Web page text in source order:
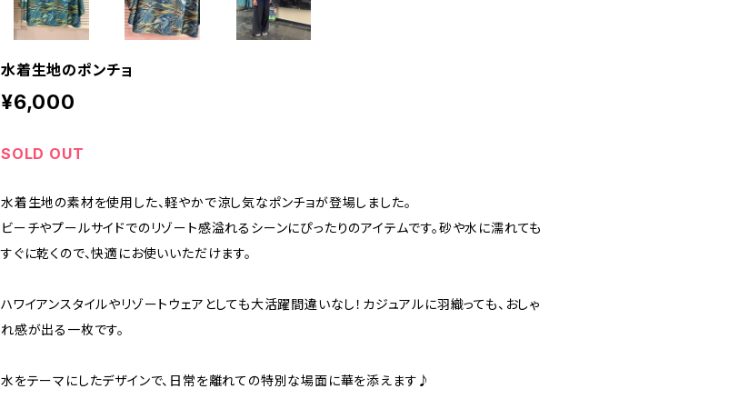
水着生地のポンチョ
¥6,000
SOLD OUT
水着生地の素材を使用した、軽やかで涼し気なポンチョが登場しました。
ビーチやプールサイドでのリゾート感溢れるシーンにぴったりのアイテムです。砂や水に濡れても
すぐに乾くので、快適にお使いいただけます。
ハワイアンスタイルやリゾートウェアとしても大活躍間違いなし！カジュアルに羽織っても、おしゃ
れ感が出る一枚です。
水をテーマにしたデザインで、日常を離れての特別な場面に華を添えます♪